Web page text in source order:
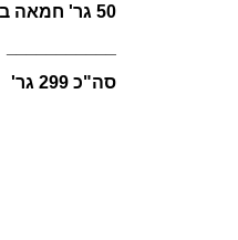
50 גר' חמאה בקוביות
סה"כ 299 גר'